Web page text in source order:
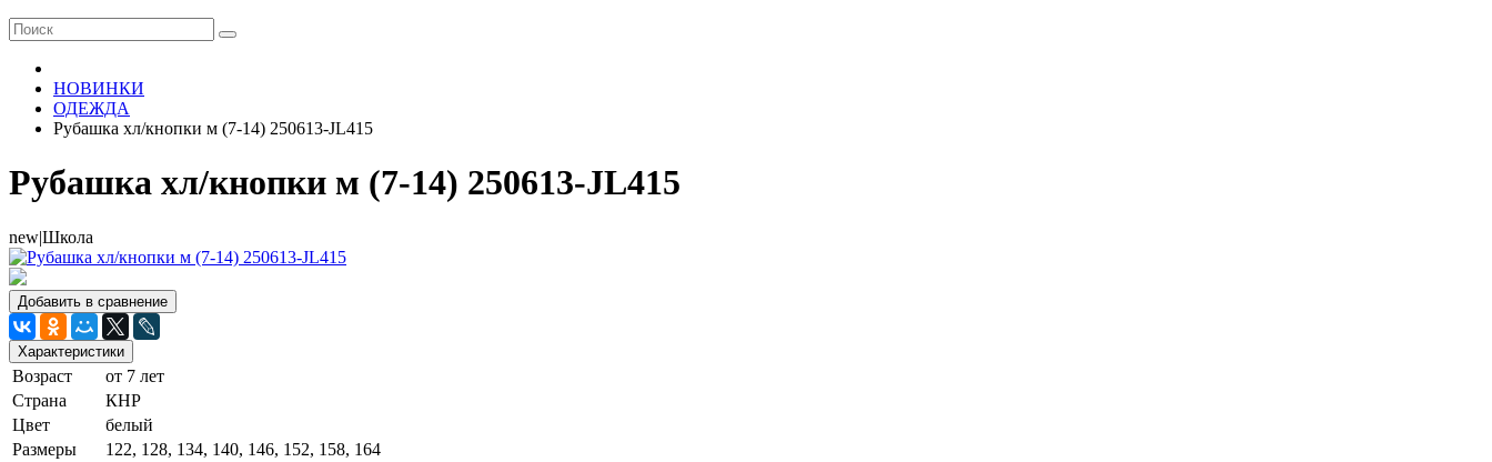
НОВИНКИ
ОДЕЖДА
Рубашка хл/кнопки м (7-14) 250613-JL415
Рубашка хл/кнопки м (7-14) 250613-JL415
new|Школа
Добавить в сравнение
Характеристики
Возраст
от 7 лет
Страна
КНР
Цвет
белый
Размеры
122, 128, 134, 140, 146, 152, 158, 164